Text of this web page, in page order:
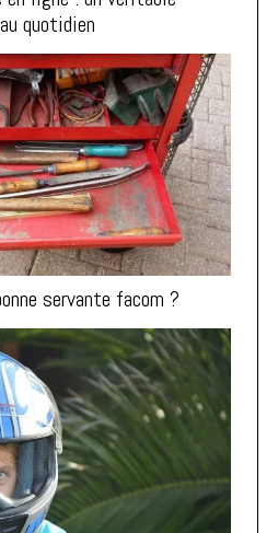
quotidien
servante facom ?